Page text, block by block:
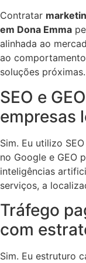
Contratar
em Dona Emma
alinhada ao
ao
soluções próximas.
SEO e
empresas
Sim. Eu utilizo
no Google e GEO
inteligências
serviços, a
Tráfego
com
Sim. Eu estruturo